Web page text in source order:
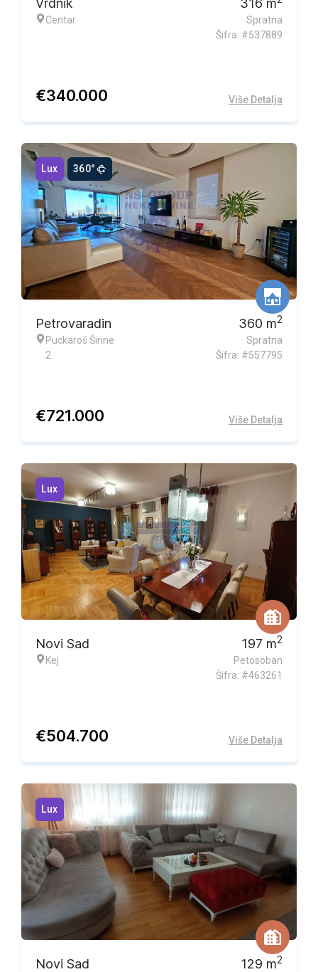
Vrdnik
Centar
316 m
Spratna
Šifra: #537889
€340.000 Više Detalja
Lux 360°
Petrovaradin
Puckaroš Širine
2
360 m2
Spratna
Šifra: #557795
€721.000 Više Detalja
Lux
Novi Sad
Kej
197 m2
Petosoban
Šifra: #463261
€504.700 Više Detalja
Lux
Novi Sad 129 m2